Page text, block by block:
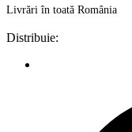
Livrări în toată România
Distribuie: